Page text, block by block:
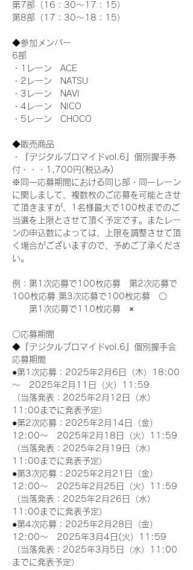
第7部（16：30～17：15）
第8部（17：30～18：15）
◆参加メンバー
6部
・1レーン　ACE
・2レーン　NATSU
・3レーン　NAVI
・4レーン　NICO
・5レーン　CHOCO
◆販売商品
・『デジタルブロマイドvol.6』個別握手券
付・・・1,700円(税込み)
※同一応募期間における同じ部・同一レーン
に関しまして、複数枚のご応募を可能とさせ
て頂きますが、1名様最大で100枚までのご
当選を上限とさせて頂く予定です。またレー
ンの申込数によっては、上限を調整させて頂
く場合がございますので、予めご了承くださ
い。
例：第1次応募で100枚応募　第2次応募で
100枚応募 第3次応募で100枚応募　〇
第1次応募で110枚応募　×
〇応募期間
◆『デジタルブロマイドvol.6』個別握手会
応募期間
●第1次応募：2025年2月6日（木）18:00
～　2025年2月11日（火）11:59
（当落発表：2025年2月12日（水）
11:00までに発表予定）
●第2次応募：2025年2月14日（金）
12:00～　2025年2月18日（火）11:59
（当落発表：2025年2月19日（水）
11:00までに発表予定）
●第3次応募：2025年2月21日（金）
12:00～　2025年2月25日（火）11:59
（当落発表：2025年2月26日（水）
11:00までに発表予定）
●第4次応募：2025年2月28日（金）
12:00～　2025年3月4日(火）11:59
（当落発表：2025年3月5日（水）11:00
までに発表予定）